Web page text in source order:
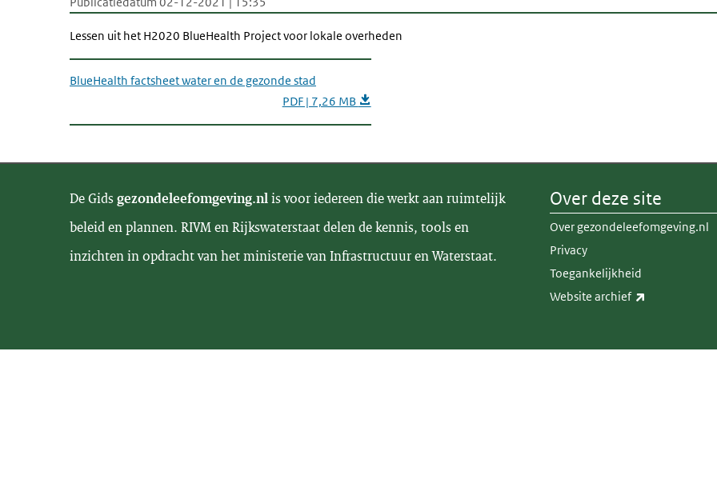
Lessen uit het H2020 BlueHealth Project voor lokale overheden
BlueHealth factsheet water en de gezonde stad
PDF | 7,26 MB
De Gidsgezondeleefomgeving.nl is voor iedereen die werkt aan ruimtelijk
beleid en plannen. RIVM en Rijkswaterstaat delen de kennis, tools en
inzichten in opdracht van het ministerie van Infrastructuur en Waterstaat.
Over deze site
Over gezondeleefomgeving.nl
Privacy
Toegankelijkheid
Website archief